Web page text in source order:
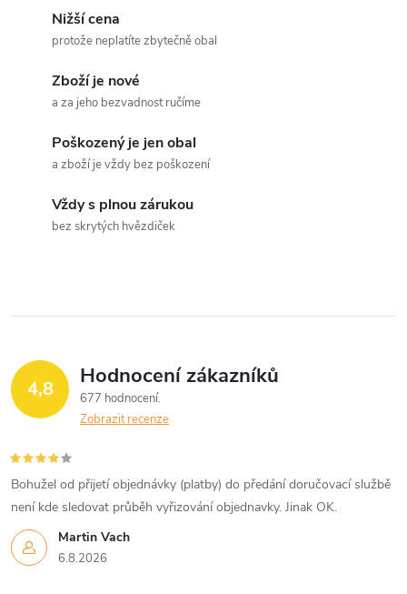
ý
p
i
s
u
Nižší cena
protože neplatíte zbytečně obal
Zboží je nové
a za jeho bezvadnost ručíme
Poškozený je jen obal
a zboží je vždy bez poškození
Vždy s plnou zárukou
bez skrytých hvězdiček
4,8 Hodnocení zákazníků
677 hodnocení
Zobrazit recenze
Martin Vach
6.8.2026
Bohužel od přijetí objednávky (platby) do předání doručovací službě
není kde sledovat průběh vyřizování objednavky. Jinak OK.